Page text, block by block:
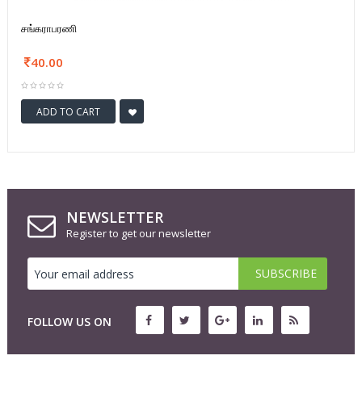
சங்கராபரணி
40.00
ADD TO CART
NEWSLETTER
Register to get our newsletter
FOLLOW US ON